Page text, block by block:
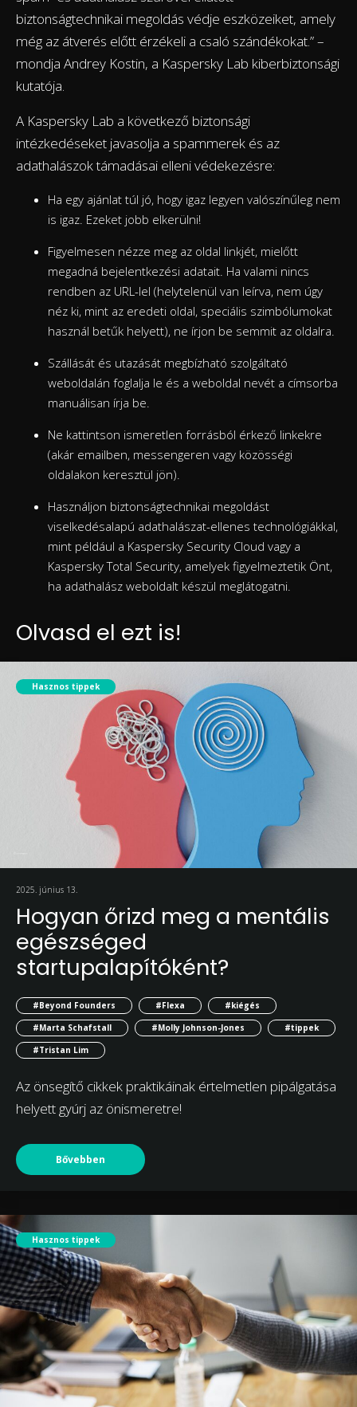
biztonságtechnikai megoldás védje eszközeiket, amely
még az átverés előtt érzékeli a csaló szándékokat.” –
mondja Andrey Kostin, a Kaspersky Lab kiberbiztonsági
kutatója.
A Kaspersky Lab a következő biztonsági
intézkedéseket javasolja a spammerek és az
adathalászok támadásai elleni védekezésre:
Ha egy ajánlat túl jó, hogy igaz legyen valószínűleg nem
is igaz. Ezeket jobb elkerülni!
Figyelmesen nézze meg az oldal linkjét, mielőtt
megadná bejelentkezési adatait. Ha valami nincs
rendben az URL-lel (helytelenül van leírva, nem úgy
néz ki, mint az eredeti oldal, speciális szimbólumokat
használ betűk helyett), ne írjon be semmit az oldalra.
Szállását és utazását megbízható szolgáltató
weboldalán foglalja le és a weboldal nevét a címsorba
manuálisan írja be.
Ne kattintson ismeretlen forrásból érkező linkekre
(akár emailben, messengeren vagy közösségi
oldalakon keresztül jön).
Használjon biztonságtechnikai megoldást
viselkedésalapú adathalászat-ellenes technológiákkal,
mint például a Kaspersky Security Cloud vagy a
Kaspersky Total Security, amelyek figyelmeztetik Önt,
ha adathalász weboldalt készül meglátogatni.
Olvasd el ezt is!
Hasznos tippek
2025. június 13.
Hogyan őrizd meg a mentális
egészséged
startupalapítóként?
#Beyond Founders #Flexa
#kiégés
#Marta Schafstall
#Molly Johnson-Jones
#tippek
#Tristan Lim
Az önsegítő cikkek praktikáinak értelmetlen pipálgatása
helyett gyúrj az önismeretre!
Bővebben
Hasznos tippek